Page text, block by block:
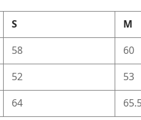
S M
58 60
52 53
64